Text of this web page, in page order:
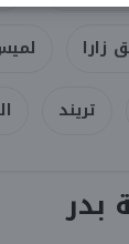
زارا
تريند
بدر